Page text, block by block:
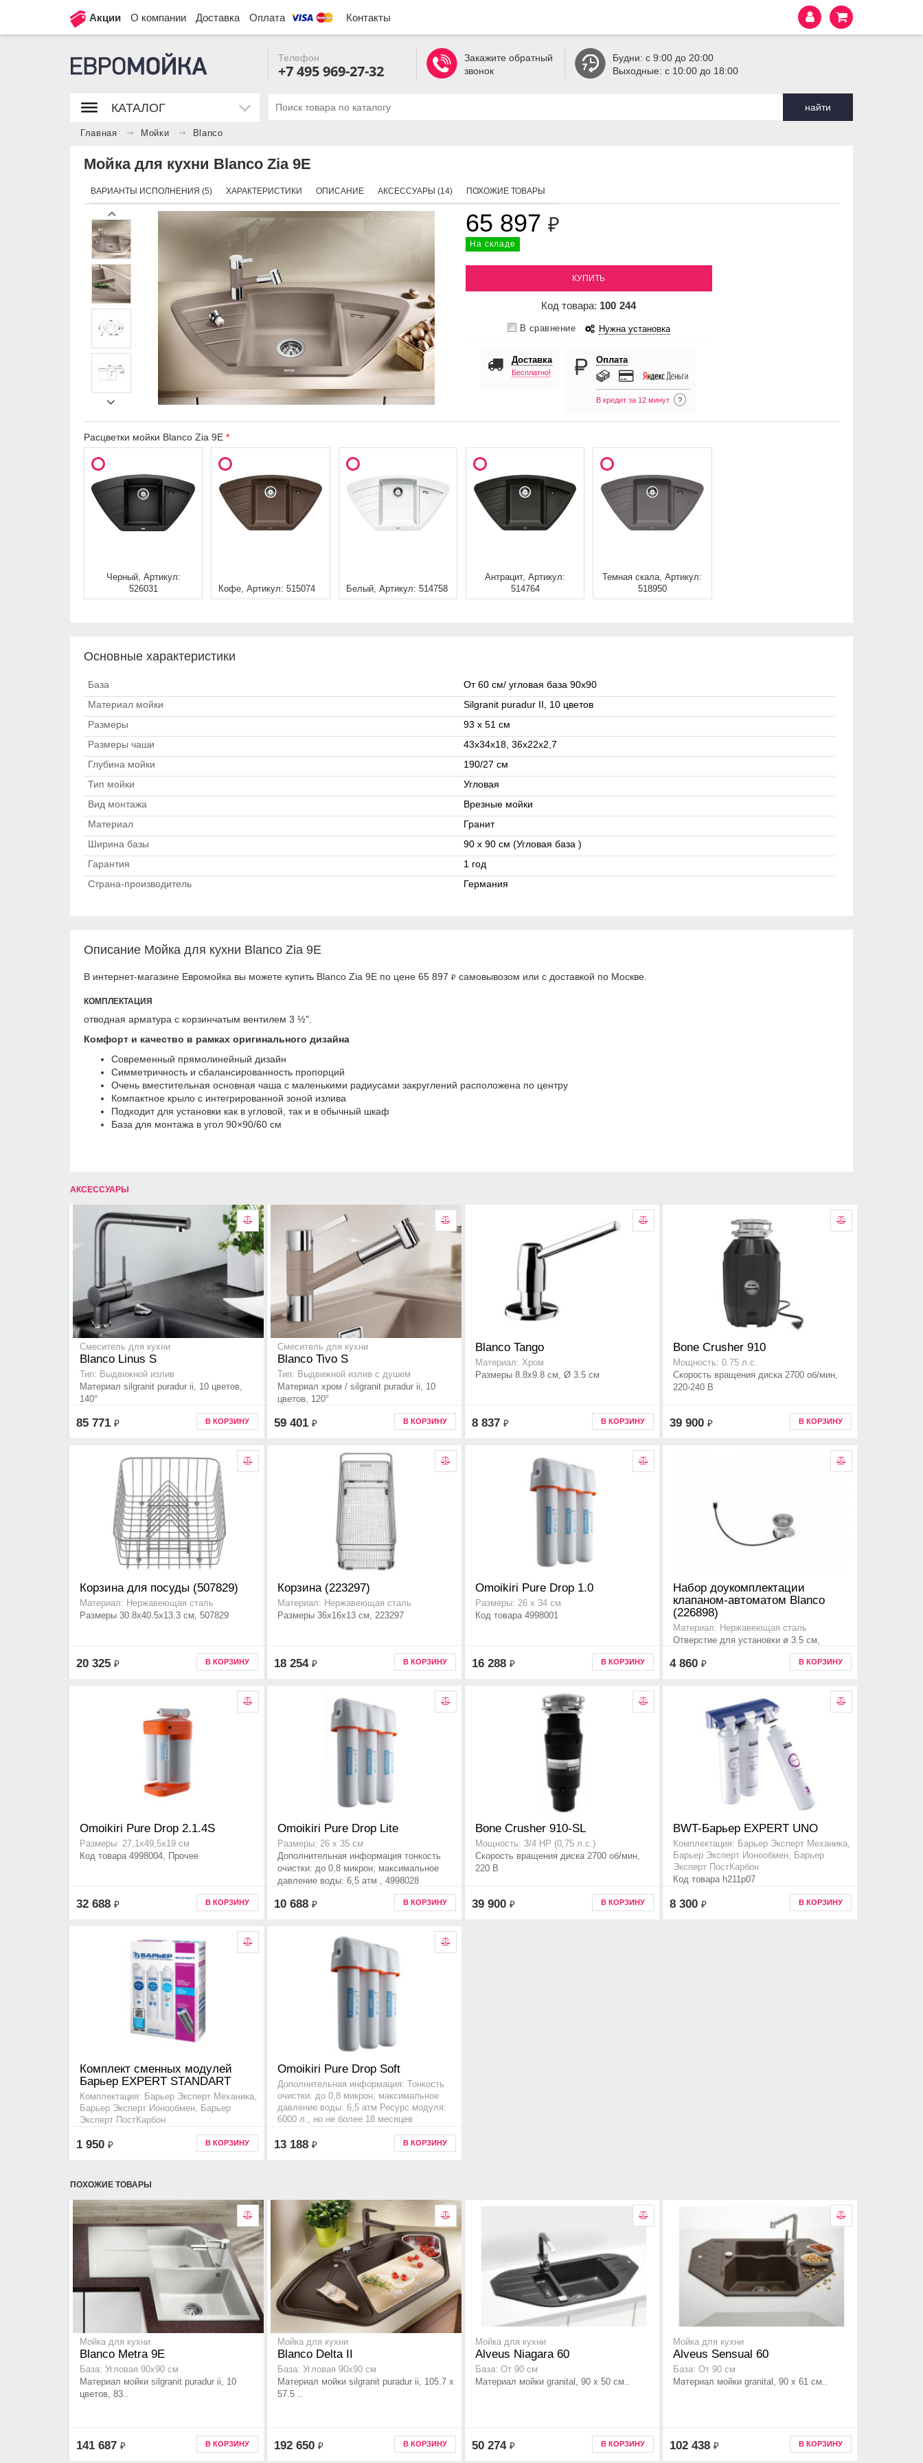
Акции О компании Доставка Оплата Контакты
Телефон
+7 495 969-27-32
Закажите обратный
звонок
Будни: с 9:00 до 20:00
Выходные: с 10:00 до 18:00
найти
КАТАЛОГ
Главная Мойки Blanco
Мойка для кухни Blanco Zia 9E
ВАРИАНТЫ ИСПОЛНЕНИЯ (5) ХАРАКТЕРИСТИКИ ОПИСАНИЕ АКСЕССУАРЫ (14) ПОХОЖИЕ ТОВАРЫ
65 897 ₽
На складе
КУПИТЬ
Код товара: 100 244
В сравнение Нужна установка
Доставка
Бесплатно!
Оплата
В кредит за 12 минут ?
Расцветки мойки Blanco Zia 9E
Черный, Артикул:
526031
Кофе, Артикул: 515074 Белый, Артикул: 514758
Антрацит, Артикул:
514764
Темная скала, Артикул:
518950
Основные характеристики
База
От 60 см/ угловая база 90x90
Материал мойки
Silgranit puradur II, 10 цветов
Размеры
93 x 51 см
Размеры чаши
43x34x18, 36x22x2,7
Глубина мойки
190/27 см
Тип мойки
Угловая
Вид монтажа
Врезные мойки
Материал
Гранит
Ширина базы
90 x 90 см (Угловая база )
Гарантия
1 год
Страна-производитель
Германия
Описание Мойка для кухни Blanco Zia 9E
В интернет-магазине Евромойка вы можете купить Blanco Zia 9E по цене 65 897 ₽ самовывозом или с доставкой по Москве.
КОМПЛЕКТАЦИЯ
отводная арматура с корзинчатым вентилем 3 ½".
Комфорт и качество в рамках оригинального дизайна
Современный прямолинейный дизайн
Симметричность и сбалансированность пропорций
Очень вместительная основная чаша с маленькими радиусами закруглений расположена по центру
Компактное крыло с интегрированной зоной излива
Подходит для установки как в угловой, так и в обычный шкаф
База для монтажа в угол 90×90/60 см
АКСЕССУАРЫ
Смеситель для кухни
Blanco Linus S
Тип: Выдвижной излив
Материал silgranit puradur ii, 10 цветов,
140°
85 771 ₽ В КОРЗИНУ
Смеситель для кухни
Blanco Tivo S
Тип: Выдвижной излив с душем
Материал хром / silgranit puradur ii, 10
цветов, 120°
59 401 ₽ В КОРЗИНУ
Blanco Tango
Материал: Хром
Размеры 8.8x9.8 см, Ø 3.5 см
8 837 ₽ В КОРЗИНУ
Bone Crusher 910
Мощность: 0.75 л.с.
Скорость вращения диска 2700 об/мин,
220-240 В
39 900 ₽ В КОРЗИНУ
Корзина для посуды (507829)
Материал: Нержавеющая сталь
Размеры 30.8x40.5x13.3 см, 507829
20 325 ₽ В КОРЗИНУ
Корзина (223297)
Материал: Нержавеющая сталь
Размеры 36x16x13 см, 223297
18 254 ₽ В КОРЗИНУ
Omoikiri Pure Drop 1.0
Размеры: 26 х 34 см
Код товара 4998001
16 288 ₽ В КОРЗИНУ
Набор доукомплектации
клапаном-автоматом Blanco
(226898)
Материал: Нержавеющая сталь
Отверстие для установки ø 3.5 см,
4 860 ₽ В КОРЗИНУ
Omoikiri Pure Drop 2.1.4S
Размеры: 27,1х49,5х19 см
Код товара 4998004, Прочее
32 688 ₽ В КОРЗИНУ
Omoikiri Pure Drop Lite
Размеры: 26 x 35 см
Дополнительная информация тонкость
очистки: до 0,8 микрон; максимальное
давление воды: 6,5 атм , 4998028
10 688 ₽ В КОРЗИНУ
Bone Crusher 910-SL
Мощность: 3/4 HP (0,75 л.с.)
Скорость вращения диска 2700 об/мин,
220 В
39 900 ₽ В КОРЗИНУ
BWT-Барьер EXPERT UNO
Комплектация: Барьер Эксперт Механика,
Барьер Эксперт Ионообмен, Барьер
Эксперт ПостКарбон
Код товара h211p07
8 300 ₽ В КОРЗИНУ
Комплект сменных модулей
Барьер EXPERT STANDART
Комплектация: Барьер Эксперт Механика,
Барьер Эксперт Ионообмен, Барьер
Эксперт ПостКарбон
1 950 ₽ В КОРЗИНУ
Omoikiri Pure Drop Soft
Дополнительная информация: Тонкость
очистки: до 0,8 микрон; максимальное
давление воды: 6,5 атм Ресурс модуля:
6000 л., но не более 18 месяцев
13 188 ₽ В КОРЗИНУ
ПОХОЖИЕ ТОВАРЫ
Мойка для кухни
Blanco Metra 9E
База: Угловая 90x90 см
Материал мойки silgranit puradur ii, 10
цветов, 83..
141 687 ₽ В КОРЗИНУ
Мойка для кухни
Blanco Delta II
База: Угловая 90x90 см
Материал мойки silgranit puradur ii, 105.7 x
57.5 ..
192 650 ₽ В КОРЗИНУ
Мойка для кухни
Alveus Niagara 60
База: От 90 см
Материал мойки granital, 90 x 50 см..
50 274 ₽ В КОРЗИНУ
Мойка для кухни
Alveus Sensual 60
База: От 90 см
Материал мойки granital, 90 x 61 см..
102 438 ₽ В КОРЗИНУ